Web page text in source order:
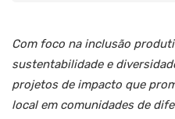
Com foco na inclusão
sustentabilidade e
projetos de impacto que
local em comunidades de